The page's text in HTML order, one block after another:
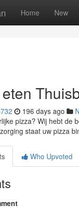
Home New
196 days ago
pizza? Wij hebt de
staat uw pizza
Who Upvoted